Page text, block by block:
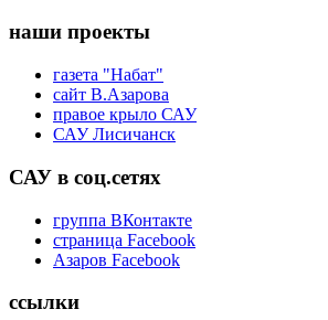
наши проекты
газета "Набат"
сайт В.Азарова
правое крыло САУ
САУ Лисичанск
САУ в соц.сетях
группа ВКонтакте
страница Facebook
Азаров Facebook
ссылки